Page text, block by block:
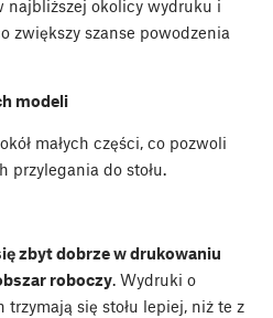
najbliższej okolicy wydruku i
zwiększy szanse powodzenia
modeli
małych części, co pozwoli
przylegania do stołu.
zbyt dobrze w drukowaniu
roboczy. Wydruki o
się stołu lepiej, niż te z